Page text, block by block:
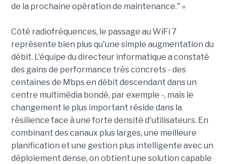
de la prochaine opération de maintenance." »
Côté radiofréquences, le passage au WiFi 7
représente bien plus qu'une simple augmentation du
débit. L'équipe du directeur informatique a constaté
des gains de performance très concrets - des
centaines de Mbps en débit descendant dans un
centre multimédia bondé, par exemple -, mais le
changement le plus important réside dans la
résilience face à une forte densité d'utilisateurs. En
combinant des canaux plus larges, une meilleure
planification et une gestion plus intelligente avec un
déploiement dense, on obtient une solution capable